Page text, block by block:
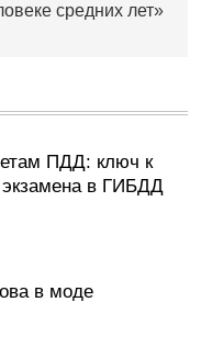
средних лет»
ПДД: ключ к
в ГИБДД
в моде